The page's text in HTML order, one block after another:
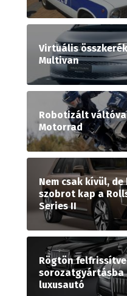
Virtuális
Multivan
Robotizált
Motorrad
Nem csak kívül,
szobrot kap a
Series II
Rögtön
sorozatgyártásba
luxusautó